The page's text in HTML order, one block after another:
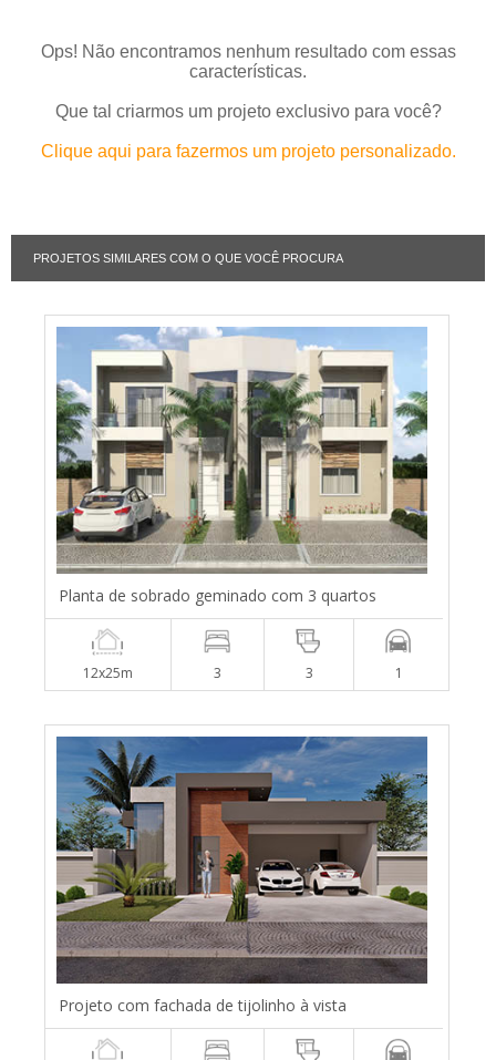
Ops! Não encontramos nenhum resultado com essas
características.
Que tal criarmos um projeto exclusivo para você?
Clique aqui para fazermos um projeto personalizado.
PROJETOS SIMILARES COM O QUE VOCÊ PROCURA
Planta de sobrado geminado com 3 quartos
12x25m 3 3 1
Projeto com fachada de tijolinho à vista